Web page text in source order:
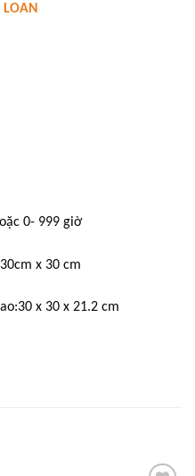
LOAN
0- 999 giờ
x 30 cm
x 30 x 21.2 cm